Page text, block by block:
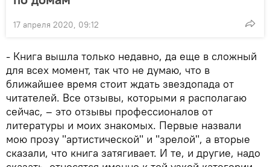
17 апреля 2020, 09:12
- Книга вышла только недавно, да еще в сложный
для всех момент, так что не думаю, что в
ближайшее время стоит ждать звездопада от
читателей. Все отзывы, которыми я располагаю
сейчас, – это отзывы профессионалов от
литературы и моих знакомых. Первые назвали
мою прозу "артистической" и "зрелой", а вторые
сказали, что книга затягивает. И те, и другие, надо